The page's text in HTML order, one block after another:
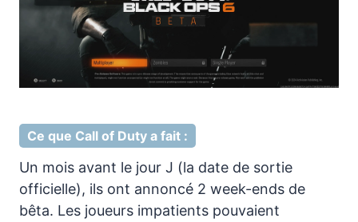
Ce que Call of Duty a fait :
Un mois avant le jour J (la date de sortie
officielle), ils ont annoncé 2 week-ends de
bêta. Les joueurs impatients pouvaient